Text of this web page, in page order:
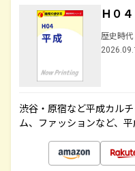
Ｈ０
歴史時代
渋谷・原宿など平成カル
ム、ファッションなど、